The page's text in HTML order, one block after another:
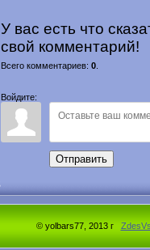
У вас есть что
свой комментарий!
Всего комментариев: 0
Войдите:
Отправить
© yolbars77, 2013 г